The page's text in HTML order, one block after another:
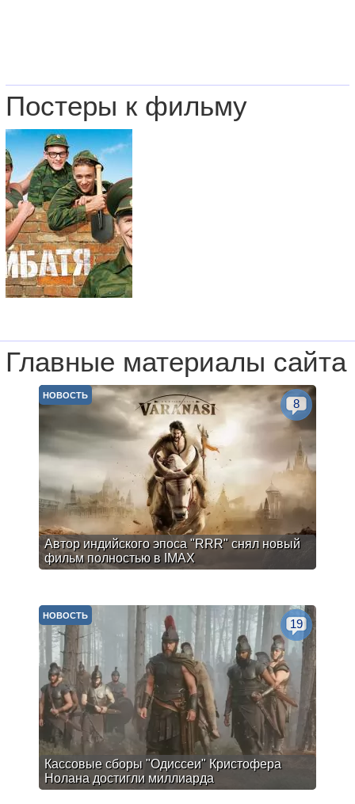
Постеры к фильму
Главные материалы сайта
Автор индийского эпоса "RRR" снял новый
фильм полностью в IMAX
НОВОСТЬ
8
Кассовые сборы "Одиссеи" Кристофера
Нолана достигли миллиарда
НОВОСТЬ
19